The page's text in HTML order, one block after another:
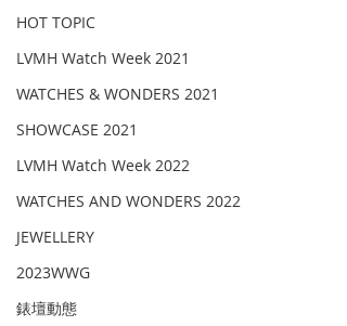
HOT TOPIC
LVMH Watch Week 2021
WATCHES & WONDERS 2021
SHOWCASE 2021
LVMH Watch Week 2022
WATCHES AND WONDERS 2022
JEWELLERY
2023WWG
錶壇動態